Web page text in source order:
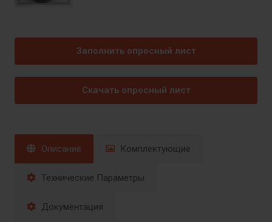
Заполнить опросный лист
Скачать опросный лист
Описание Комплектующие
Технические Параметры
Документация